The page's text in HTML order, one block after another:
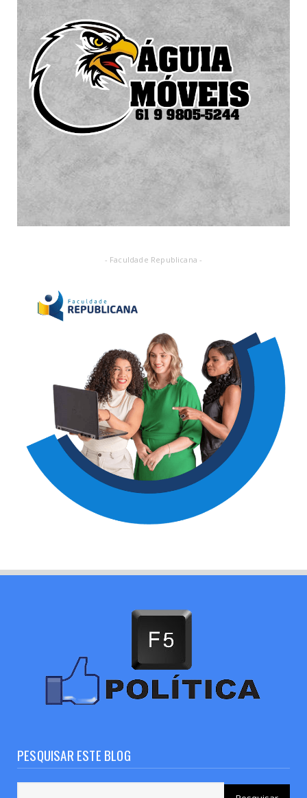
- Faculdade Republicana -
PESQUISAR ESTE BLOG